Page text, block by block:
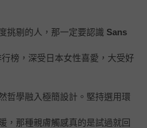
挑剔的人，那一定要認識 Sans
榜，深受日本女性喜愛，大受好
哲學融入極簡設計。堅持選用環
，那種親膚觸感真的是試過就回